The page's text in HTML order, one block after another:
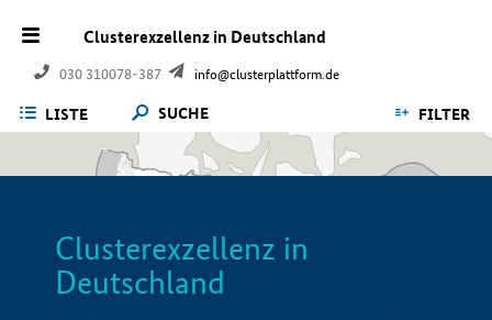
Clusterexzellenz in Deutschland
030 310078-387 info@clusterplattform.de
LISTE SUCHE FILTER
Clusterexzellenz in
Deutschland